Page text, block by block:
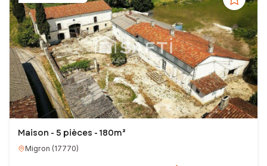
Maison - 5 pièces - 180m²
Migron (17770)